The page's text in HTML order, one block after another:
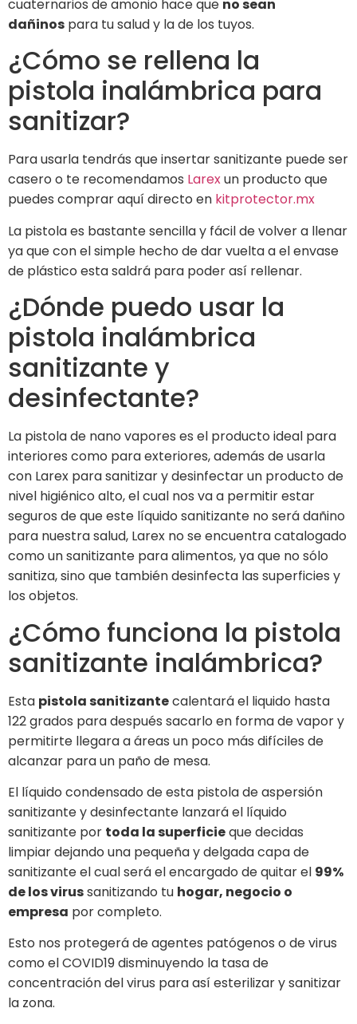
cuaternarios de amonio hace que no sean
dañinos para tu salud y la de los tuyos.
¿Cómo se rellena la
pistola inalámbrica para
sanitizar?
Para usarla tendrás que insertar sanitizante puede ser
casero o te recomendamos Larexun producto que
puedes comprar aquí directo en kitprotector.mx
La pistola es bastante sencilla y fácil de volver a llenar
ya que con el simple hecho de dar vuelta a el envase
de plástico esta saldrá para poder así rellenar.
¿Dónde puedo usar la
pistola inalámbrica
sanitizante y
desinfectante?
La pistola de nano vapores es el producto ideal para
interiores como para exteriores, además de usarla
con Larex para sanitizar y desinfectar un producto de
nivel higiénico alto, el cual nos va a permitir estar
seguros de que este líquido sanitizante no será dañino
para nuestra salud, Larex no se encuentra catalogado
como un sanitizante para alimentos, ya que no sólo
sanitiza, sino que también desinfecta las superficies y
los objetos.
¿Cómo funciona la pistola
sanitizante inalámbrica?
Esta pistola sanitizantecalentará el liquido hasta
122 grados para después sacarlo en forma de vapor y
permitirte llegara a áreas un poco más difíciles de
alcanzar para un paño de mesa.
El líquido condensado de esta pistola de aspersión
sanitizante y desinfectante lanzará el líquido
sanitizante por toda la superficieque decidas
limpiar dejando una pequeña y delgada capa de
sanitizante el cual será el encargado de quitar el 99%
de los virussanitizando tu hogar, negocio o
empresa por completo.
Esto nos protegerá de agentes patógenos o de virus
como el COVID19 disminuyendo la tasa de
concentración del virus para así esterilizar y sanitizar
la zona.